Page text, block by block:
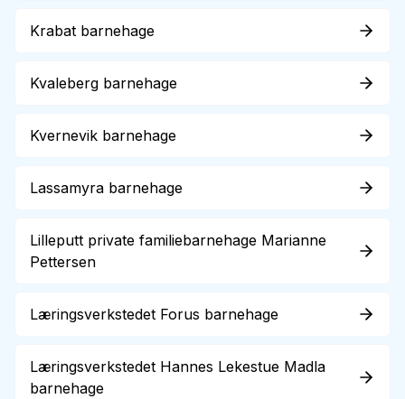
Krabat barnehage
Kvaleberg barnehage
Kvernevik barnehage
Lassamyra barnehage
Lilleputt private familiebarnehage Marianne
Pettersen
Læringsverkstedet Forus barnehage
Læringsverkstedet Hannes Lekestue Madla
barnehage